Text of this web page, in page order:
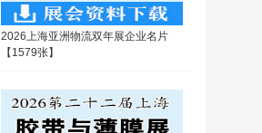
2026上海亚洲物流双年展企业名片
【1579张】